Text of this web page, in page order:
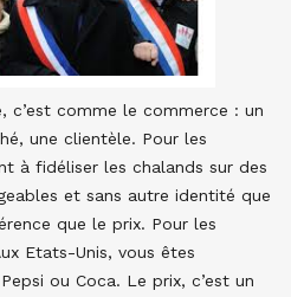
c’est comme le commerce : un
une clientèle. Pour les
à fidéliser les chalands sur des
et sans autre identité que
que le prix. Pour les
Etats-Unis, vous êtes
ou Coca. Le prix, c’est un